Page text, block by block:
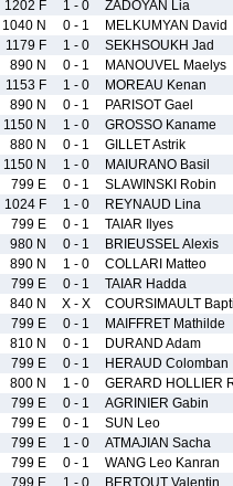
1202 F 1 - 0 ZADOYAN Lia
1040 N 0 - 1 MELKUMYAN David
1179 F 1 - 0 SEKHSOUKH Jad
890 N 0 - 1 MANOUVEL Maelys
1153 F 1 - 0 MOREAU Kenan
890 N 0 - 1 PARISOT Gael
1150 N 1 - 0 GROSSO Kaname
880 N 0 - 1 GILLET Astrik
1150 N 1 - 0 MAIURANO Basil
799 E 0 - 1 SLAWINSKI Robin
1024 F 1 - 0 REYNAUD Lina
799 E 0 - 1 TAIAR Ilyes
980 N 0 - 1 BRIEUSSEL Alexis
890 N 1 - 0 COLLARI Matteo
799 E 0 - 1 TAIAR Hadda
840 N X - X COURSIMAULT
799 E 0 - 1 MAIFFRET Mathilde
810 N 0 - 1 DURAND Adam
799 E 0 - 1 HERAUD Colomban
800 N 1 - 0 GERARD HOLLIER
799 E 0 - 1 AGRINIER Gabin
799 E 0 - 1 SUN Leo
799 E 1 - 0 ATMAJIAN Sacha
799 E 0 - 1 WANG Leo Kanran
799 E 1 - 0 BERTOUT Valentin